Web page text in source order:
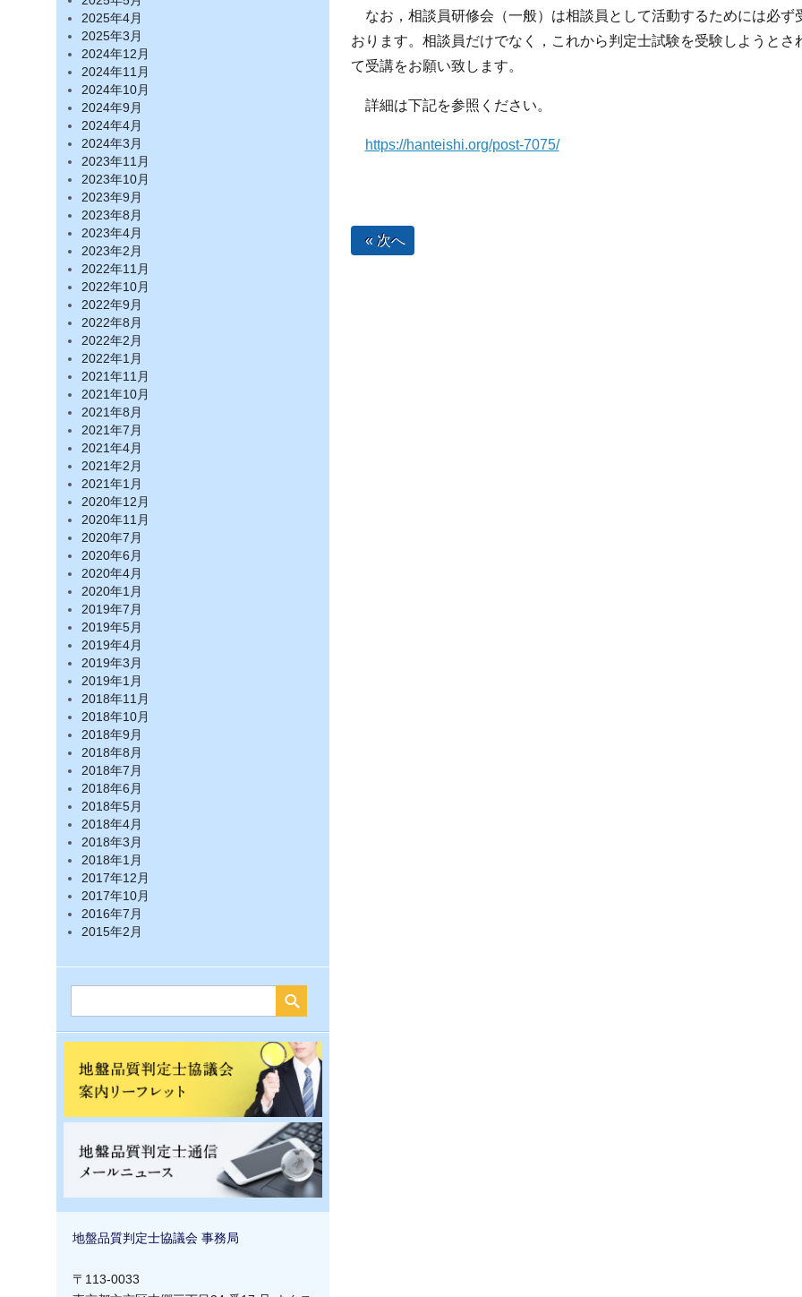
2025年4月
2025年3月
2024年12月
2024年11月
2024年10月
2024年9月
2024年4月
2024年3月
2023年11月
2023年10月
2023年9月
2023年8月
2023年4月
2023年2月
2022年11月
2022年10月
2022年9月
2022年8月
2022年2月
2022年1月
2021年11月
2021年10月
2021年8月
2021年7月
2021年4月
2021年2月
2021年1月
2020年12月
2020年11月
2020年7月
2020年6月
2020年4月
2020年1月
2019年7月
2019年5月
2019年4月
2019年3月
2019年1月
2018年11月
2018年10月
2018年9月
2018年8月
2018年7月
2018年6月
2018年5月
2018年4月
2018年3月
2018年1月
2017年12月
2017年10月
2016年7月
2015年2月
地盤品質判定士協議会 事務局
〒113-0033
なお，相談員研修会（一般）は相談員として活動するためには必
おります。相談員だけでなく，これから判定士試験を受験しようと
て受講をお願い致します。
詳細は下記を参照ください。
https://hanteishi.org/post-7075/
« 次へ